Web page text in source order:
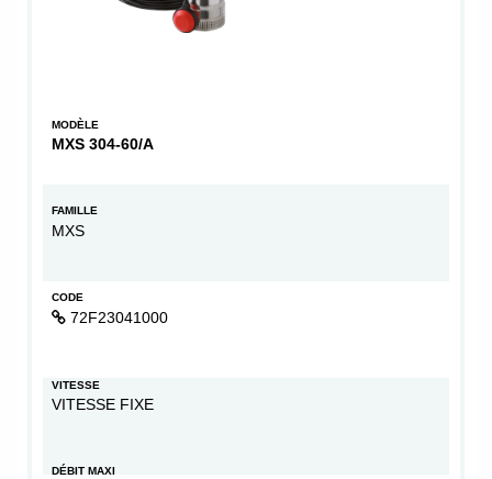
MODÈLE
MXS 304-60/A
FAMILLE
MXS
CODE
72F23041000
VITESSE
VITESSE FIXE
DÉBIT MAXI